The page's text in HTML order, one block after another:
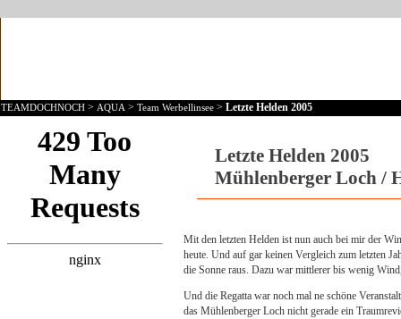
TEAMDOCHNOCH > AQUA > Team Werbellinsee > Letzte Helden 2005
Letzte Helden 2005
Mühlenberger Loch /
Mit den letzten Helden ist nun auch bei mir der
heute. Und auf gar keinen Vergleich zum letzten
die Sonne raus. Dazu war mittlerer bis wenig
Und die Regatta war noch mal ne schöne
das Mühlenberger Loch nicht gerade ein